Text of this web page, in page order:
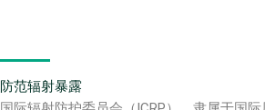
防范辐射暴露